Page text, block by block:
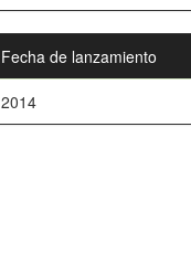
Fecha de lanzamiento
2014